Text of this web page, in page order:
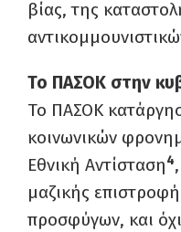
βίας, της
Το ΠΑΣΟΚ στην
Το ΠΑΣΟΚ
κοινωνικών
Εθνική Αντίσταση4
μαζικής
προσφύγων, και